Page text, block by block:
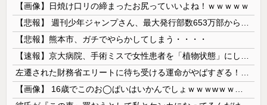
【画像】日焼け口リの締まったお尻っていいよね！ｗｗｗｗｗ
【悲報】熊本市、ガチでやらかしてしまう・・・・